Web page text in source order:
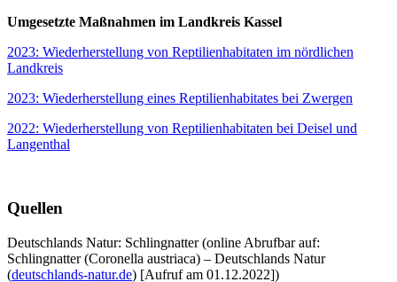
Umgesetzte Maßnahmen im Landkreis Kassel
2023: Wiederherstellung von Reptilienhabitaten im nördlichen
Landkreis
2023: Wiederherstellung eines Reptilienhabitates bei Zwergen
2022: Wiederherstellung von Reptilienhabitaten bei Deisel und
Langenthal
Quellen
Deutschlands Natur: Schlingnatter (online Abrufbar auf:
Schlingnatter (Coronella austriaca) – Deutschlands Natur
(deutschlands-natur.de) [Aufruf am 01.12.2022])